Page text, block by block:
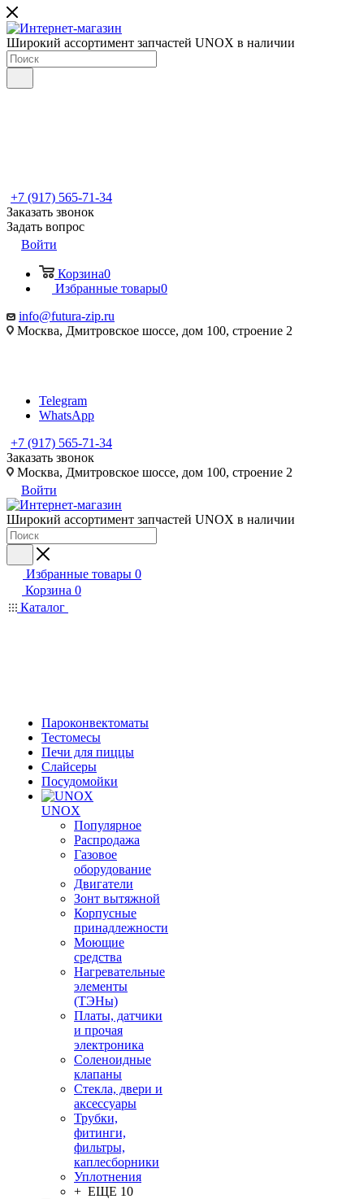
Широкий ассортимент запчастей UNOX в наличии
+7 (917) 565-71-34
Заказать звонок
Задать вопрос
Войти
Корзина0
Избранные товары0
info@futura-zip.ru
Москва, Дмитровское шоссе, дом 100, строение 2
Telegram
WhatsApp
+7 (917) 565-71-34
Заказать звонок
Москва, Дмитровское шоссе, дом 100, строение 2
Войти
Широкий ассортимент запчастей UNOX в наличии
Избранные товары 0
Корзина 0
Каталог
Пароконвектоматы
Тестомесы
Печи для пиццы
Слайсеры
Посудомойки
UNOX
Популярное
Распродажа
Газовое
оборудование
Двигатели
Зонт вытяжной
Корпусные
принадлежности
Моющие
средства
Нагревательные
элементы
(ТЭНы)
Платы, датчики
и прочая
электроника
Соленоидные
клапаны
Стекла, двери и
аксессуары
Трубки,
фитинги,
фильтры,
каплесборники
Уплотнения
+ ЕЩЕ 10